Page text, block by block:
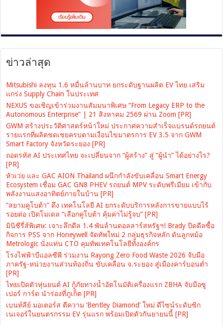
ข่าวล่าสุด
Mitsubishi ลงทุน 1.6 หมื่นล้านบาท ยกระดับฐานผลิต EV ไทย เสริม
แกร่ง Supply Chain ในประเทศ
NEXUS ขอเชิญเข้าร่วมงานสัมมนาพิเศษ “From Legacy ERP to the
Autonomous Enterprise” | 21 สิงหาคม 2569 ผ่าน Zoom [PR]
GWM สร้างประวัติศาสตร์หน้าใหม่ ประกาศความสำเร็จแบรนด์รถยนต์
รายแรกที่ผลิตชดเชยครบตามเงื่อนไขมาตรการ EV 3.5 จาก GWM
Smart Factory จังหวัดระยอง [PR]
ถอดรหัส AI ประเทศไทย จะเปลี่ยนจาก “ผู้สร้าง” สู่ “ผู้นำ” ได้อย่างไร?
[PR]
หัวเว่ย และ GAC AION Thailand ผนึกกำลังขับเคลื่อน Smart Energy
Ecosystem เชื่อม GAC GN8 PHEV รถยนต์ MPV ระดับพรีเมียม เข้ากับ
พลังงานแสงอาทิตย์ภายในบ้าน [PR]
“สยามคูโบต้า” ดึง เทคโนโลยี AI ยกระดับบริการหลังการขายแบบไร้
รอยต่อ เปิดโมเดล “เลือกคูโบต้า คุ้มค่าไม่รู้จบ” [PR]
มินิซีรี่ส์พิเศษ: เจาะลึกดีล 1.4 พันล้านดอลลาร์สหรัฐฯ! Brady ปิดดีลซื้อ
กิจการ PSS จาก Honeywell จัดทัพใหม่ 2 กลุ่มธุรกิจหลัก ดันลูกหม้อ
Metrologic นั่งแท่น CTO คุมทัพเทคโนโลยีทั้งองค์กร
โรงไฟฟ้าบีแอลซีพี ร่วมงาน Rayong Zero Food Waste 2026 จับมือ
ภาครัฐ-หน่วยงานส่วนท้องถิ่น ขับเคลื่อน จ.ระยอง สู่เมืองคาร์บอนต่ำ
[PR]
ไทยเปิดตัวหุ่นยนต์ AI กู้ภัยทางน้ำอัตโนมัติเครื่องแรก ZBHA จับมือซู
เปอร์ การ์ด นำร่องที่ภูเก็ต [PR]
เบนท์ลีย์ มอเตอร์ส ตีความ ‘Bentley Diamond’ ใหม่ ดีไซน์ระดับซิก
เนเจอร์ในยนตรกรรม EV รุ่นแรก พร้อมเปิดตัวกันยายนนี้ [PR]